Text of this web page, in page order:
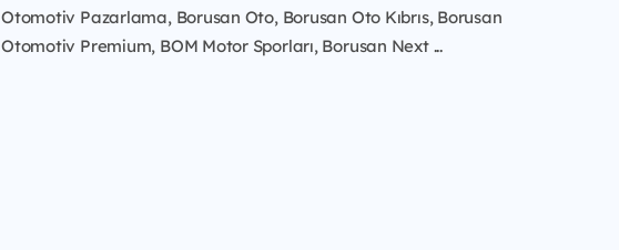
Otomotiv Pazarlama, Borusan Oto, Borusan Oto Kıbrıs, Borusan
Otomotiv Premium, BOM Motor Sporları, Borusan Next ...